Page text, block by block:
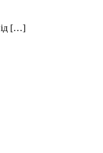
[…]